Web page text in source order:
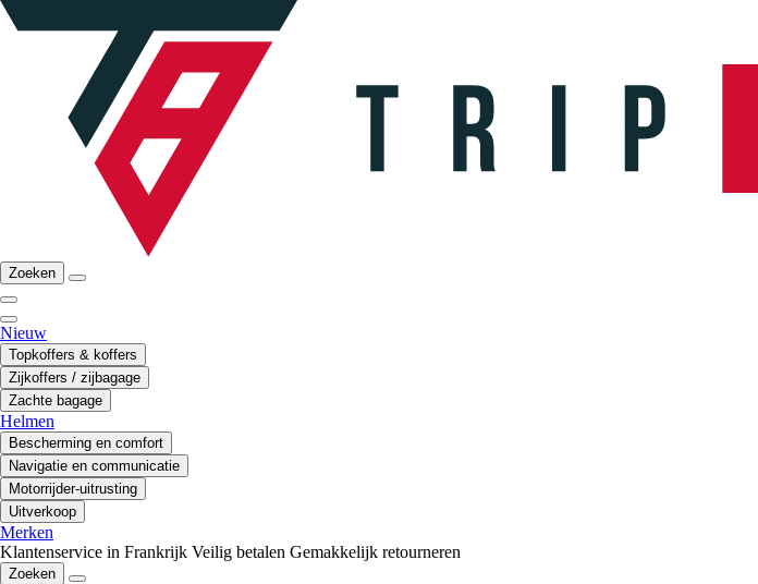
Zoeken
Nieuw
Topkoffers & koffers
Zijkoffers / zijbagage
Zachte bagage
Helmen
Bescherming en comfort
Navigatie en communicatie
Motorrijder-uitrusting
Uitverkoop
Merken
Klantenservice in Frankrijk Veilig betalen Gemakkelijk retourneren
Zoeken